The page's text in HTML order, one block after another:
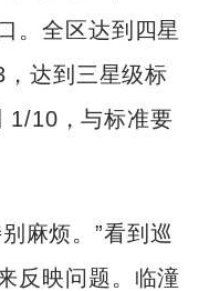
。全区达到四星
达到三星级标
1/10，与标准要
麻烦。”看到巡
反映问题。临潼